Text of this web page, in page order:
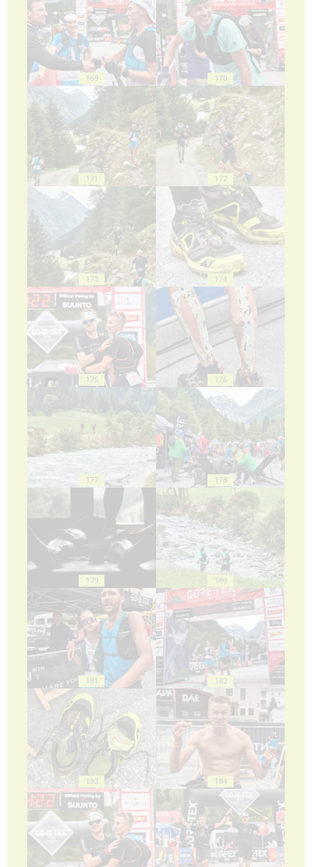
169 170
171 172
173 174
175 176
177 178
179 180
181 182
183 184